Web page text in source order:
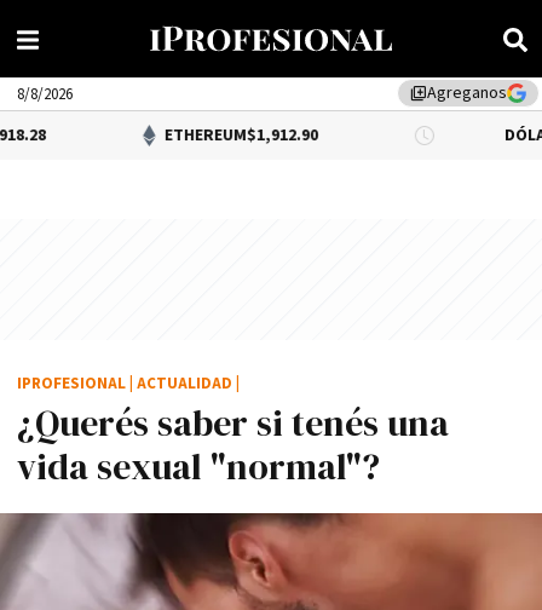
library_addAgreganos
8/8/2026
ETHEREUM$1,912.90 DÓLAR BNA
¿Querés saber si tenés una
vida sexual "normal"?
IPROFESIONAL ACTUALIDAD